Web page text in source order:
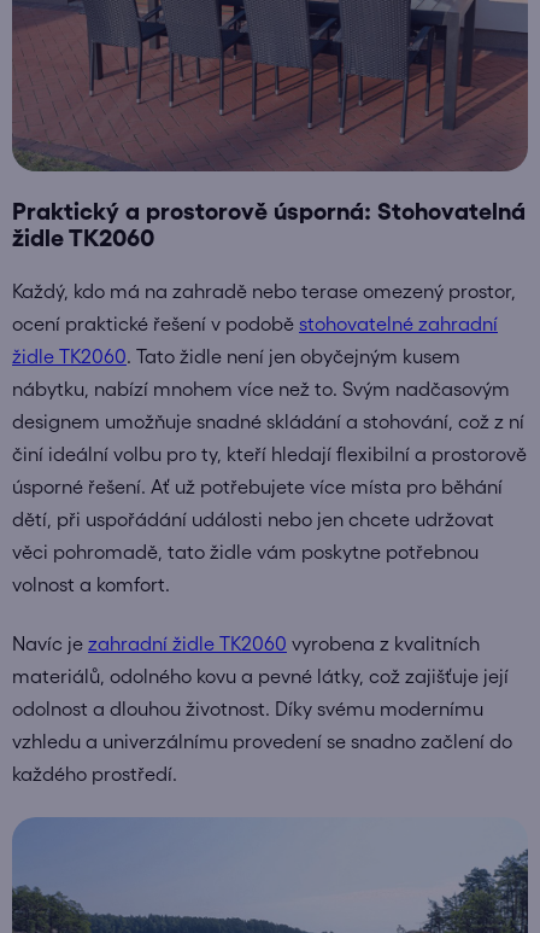
Praktický a prostorově úsporná: Stohovatelná
židle TK2060
Každý, kdo má na zahradě nebo terase omezený prostor,
ocení praktické řešení v podobě stohovatelné zahradní
židle TK2060. Tato židle není jen obyčejným kusem
nábytku, nabízí mnohem více než to. Svým nadčasovým
designem umožňuje snadné skládání a stohování, což z ní
činí ideální volbu pro ty, kteří hledají flexibilní a prostorově
úsporné řešení. Ať už potřebujete více místa pro běhání
dětí, při uspořádání události nebo jen chcete udržovat
věci pohromadě, tato židle vám poskytne potřebnou
volnost a komfort.
Navíc je zahradní židle TK2060 vyrobena z kvalitních
materiálů, odolného kovu a pevné látky, což zajišťuje její
odolnost a dlouhou životnost. Díky svému modernímu
vzhledu a univerzálnímu provedení se snadno začlení do
každého prostředí.